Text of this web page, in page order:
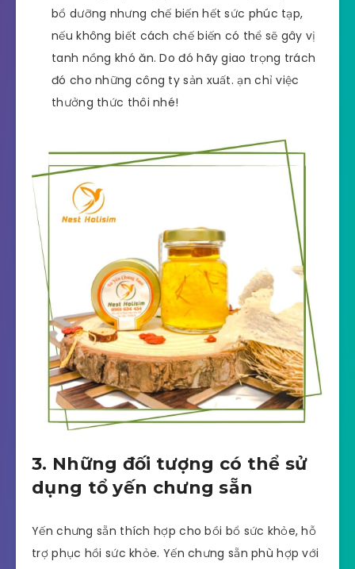
bổ dưỡng nhưng chế biến hết sức phúc tạp,
nếu không biết cách chế biến có thể sẽ gây vị
tanh nồng khó ăn. Do đó hãy giao trọng trách
đó cho những công ty sản xuất. ạn chỉ việc
thưởng thức thôi nhé!
3. Những đối tượng có thể sử
dụng tổ yến chưng sẵn
Yến chưng sẵn thích hợp cho bồi bổ sức khỏe, hỗ
trợ phục hồi sức khỏe. Yến chưng sẵn phù hợp với